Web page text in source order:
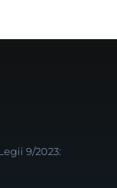
9/2023: